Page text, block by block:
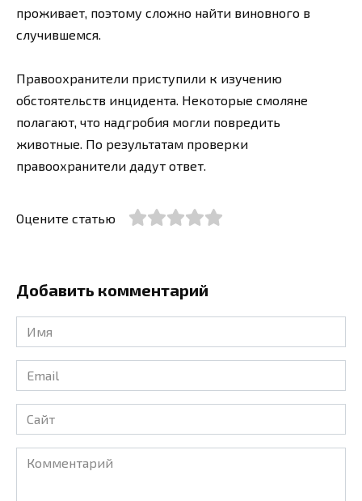
проживает, поэтому сложно найти виновного в
случившемся.
Правоохранители приступили к изучению
обстоятельств инцидента. Некоторые смоляне
полагают, что надгробия могли повредить
животные. По результатам проверки
правоохранители дадут ответ.
Оцените статью
Добавить комментарий
Имя
*
Email
*
Сайт
Комментарий